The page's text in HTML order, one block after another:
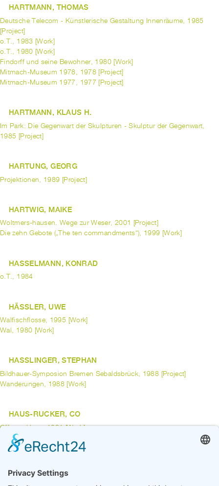
HARTMANN, THOMAS
Deutsche Telecom - Künstlerische Gestaltung Innenräume, 1985
[Project]
o.T., 1983 [Work]
o.T., 1980 [Work]
Findorff und seine Bewohner, 1980 [Work]
Mitmach-Museum 1978, 1978 [Project]
Mitmach-Museum 1977, 1977 [Project]
HARTMANN, KLAUS H.
Im Park: Die Gegenwart der Skulpturen - Skulptur der Gegenwart,
1985 [Project]
HARTUNG, GEORG
Projektionen, 1989 [Project]
HARTWIG, MAIKE
Woltmers-hausen. Wege zur Weser, 2001 [Project]
Die zehn Gebote („The ten commandments“), 1999 [Work]
HASSELMANN, KONRAD
o.T., 1984
HÄSSLER, UWE
Walfischflosse, 1995 [Work]
Wal, 1980 [Work]
HASSLINGER, STEPHAN
Bildhauer-Symposion Bremen Sebaldsbrück, 1988 [Project]
Wanderungen, 1988 [Work]
HAUS-RUCKER, CO
Offenes Haus, 1981 [Work]
Skulptur und Farbe, 1983 [Project]